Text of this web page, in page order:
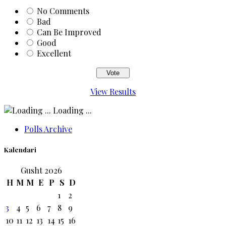
No Comments
Bad
Can Be Improved
Good
Excellent
View Results
Loading ...
Polls Archive
Kalendari
Gusht 2026
H M M E P S D
1
2
3
4 5 6 7 8
9
10 11 12 13 14 15 16